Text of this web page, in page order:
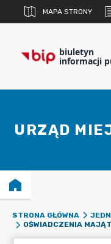
MAPA STRONY
biuletyn
informacji
URZĄD
STRONA GŁÓWNA